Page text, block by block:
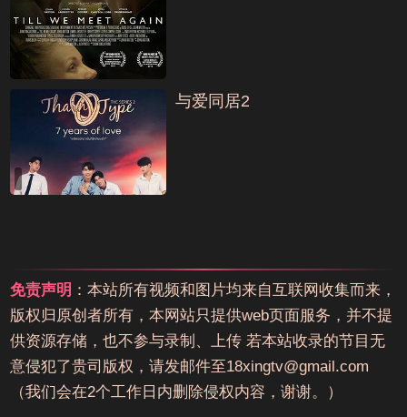
与爱同居2
免责声明 ：本站所有视频和图片均来自互联网收集而来，
版权归原创者所有，本网站只提供web页面服务，并不提
供资源存储，也不参与录制、上传 若本站收录的节目无
意侵犯了贵司版权，请发邮件至18xingtv@gmail.com
（我们会在2个工作日内删除侵权内容，谢谢。）